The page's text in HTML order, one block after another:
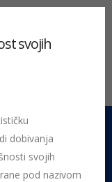
svojih
dobivanja
svojih
pod nazivom